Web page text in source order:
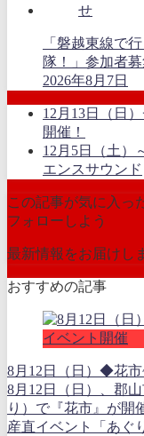
「磐越東線で
隊！」参加者
2026年8月7日
12月13日（日
開催！
12月5日（土）
エンスサウンド
この記事が気に入っ
フォローしよう
最新情報をお届けし
おすすめの記事
イベント開催
8月12日（日）◆花
8月12日（日）、郡
り）で『花市』が開
産直イベント「あぐ